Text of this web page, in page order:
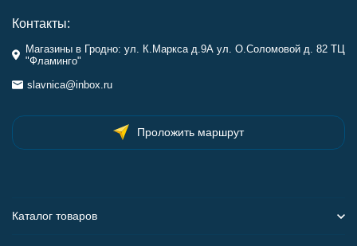
Контакты:
Магазины в Гродно: ул. К.Маркса д.9А ул. О.Соломовой д. 82 ТЦ
"Фламинго"
slavnica@inbox.ru
Проложить маршрут
Каталог товаров